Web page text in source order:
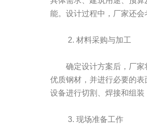
能。设计过程中，厂家还会
2. 材料采购与加工
确定设计方案后，厂
优质钢材，并进行必要的
设备进行切割、焊接和组装
3. 现场准备工作